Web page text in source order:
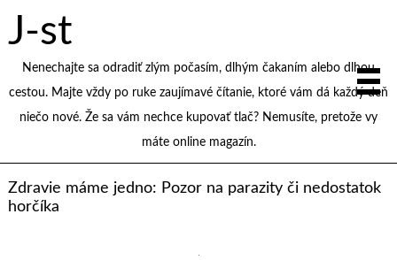
J-st
Nenechajte sa odradiť zlým počasím, dlhým čakaním alebo dlhou
cestou. Majte vždy po ruke zaujímavé čítanie, ktoré vám dá každý deň
niečo nové. Že sa vám nechce kupovať tlač? Nemusíte, pretože vy
máte online magazín.
Zdravie máme jedno: Pozor na parazity či nedostatok
horčíka